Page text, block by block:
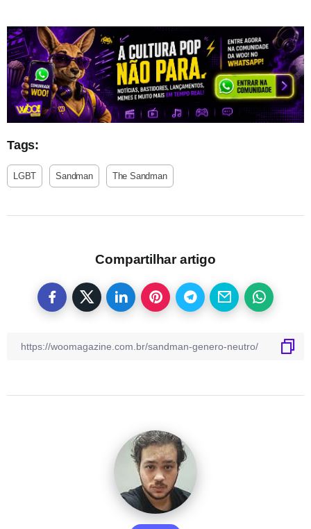
Tags:
LGBT Sandman The Sandman
Compartilhar artigo